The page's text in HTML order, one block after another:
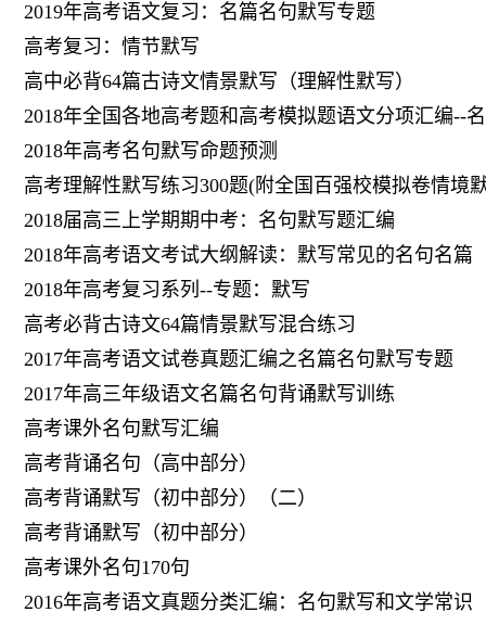
2019年高考语文复习：名篇名句默写专题
高考复习：情节默写
高中必背64篇古诗文情景默写（理解性默写）
2018年全国各地高考题和高考模拟题语文分项汇编--
2018年高考名句默写命题预测
高考理解性默写练习300题(附全国百强校模拟卷情境
2018届高三上学期期中考：名句默写题汇编
2018年高考语文考试大纲解读：默写常见的名句名篇
2018年高考复习系列--专题：默写
高考必背古诗文64篇情景默写混合练习
2017年高考语文试卷真题汇编之名篇名句默写专题
2017年高三年级语文名篇名句背诵默写训练
高考课外名句默写汇编
高考背诵名句（高中部分）
高考背诵默写（初中部分）（二）
高考背诵默写（初中部分）
高考课外名句170句
2016年高考语文真题分类汇编：名句默写和文学常识